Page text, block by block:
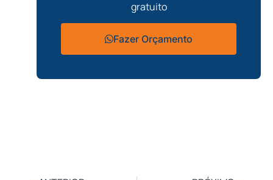
gratuito
Fazer Orçamento